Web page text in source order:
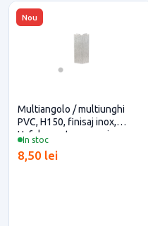
Nou
In stoc
Multiangolo / multiunghi
PVC, H150, finisaj inox,
Hafele pentru casa si
8,50 lei